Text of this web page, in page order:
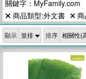
關鍵字：MyFamily.com
商品類型:外文書
顯示 排序